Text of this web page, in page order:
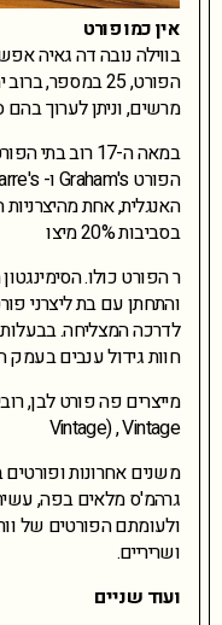
אין כמו פורט
בווילה נובה דה גאיה
הפורט, 25
מרשים, וניתן לערוך בהם
במאה ה-17 רוב
האנגלית, אחת
בסביבות 20% מיצו
והתחתן עם בת ליצרני
חוות גידול ענבים בעמק
Vintage) , Vintage
גרהמ'ס מלאים בפה,
ולעומתם הפורטים של
ושריריים.
ועוד שניים